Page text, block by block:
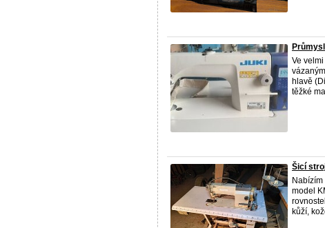
Ve
hlavě
těžké
Šicí
model
kůží,